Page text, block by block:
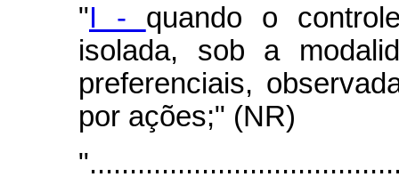
"I - quando o
isolada, sob a
preferenciais,
por ações;" (NR)